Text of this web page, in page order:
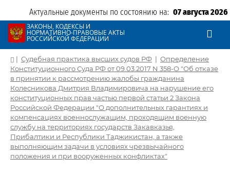
Актуальные документы по состоянию на: 07 августа 2026
ЗАКОНЫ, КОДЕКСЫ И
НОРМАТИВНО-ПРАВОВЫЕ АКТЫ
РОССИЙСКОЙ ФЕДЕРАЦИИ
| Судебная практика высших судов РФ | Определение
Конституционного Суда РФ от 09.03.2017 N 358-О "Об отказе
в принятии к рассмотрению жалобы гражданина
Колесникова Дмитрия Владимировича на нарушение его
конституционных прав частью первой статьи 2 Закона
Российской Федерации "О дополнительных гарантиях и
компенсациях военнослужащим, проходящим военную
службу на территориях государств Закавказья,
Прибалтики и Республики Таджикистан, а также
выполняющим задачи в условиях чрезвычайного
положения и при вооруженных конфликтах"